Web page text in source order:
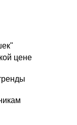
цене